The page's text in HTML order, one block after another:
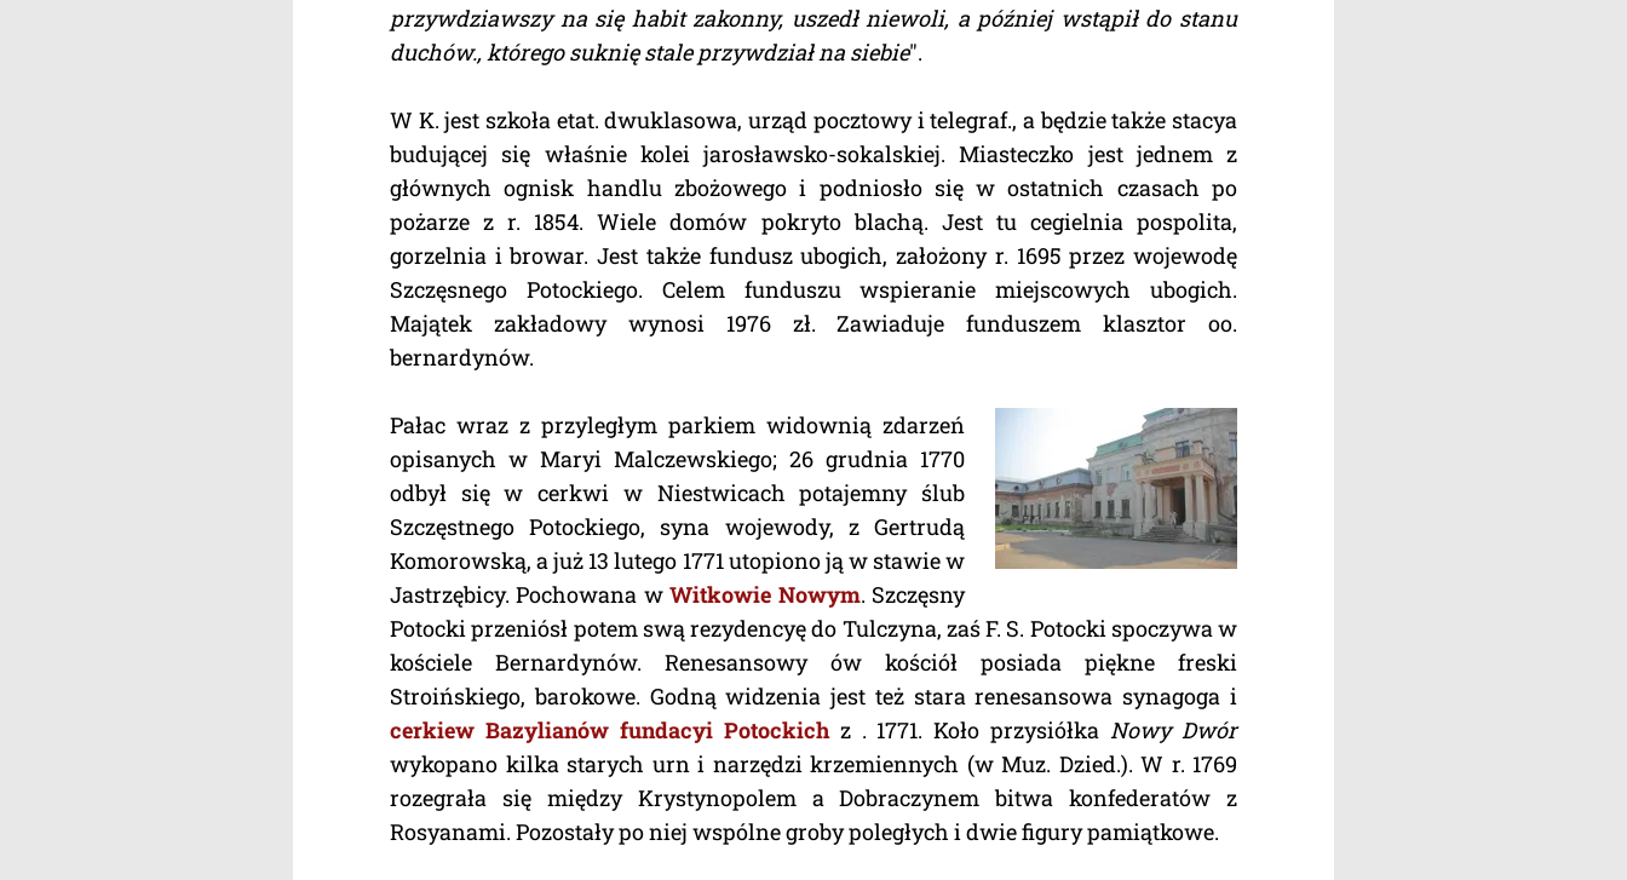
przywdziawszy na się habit zakonny, uszedł niewoli, a później wstąpił do stanu
duchów., którego suknię stale przywdział na siebie".
W K. jest szkoła etat. dwuklasowa, urząd pocztowy i telegraf., a będzie także stacya
budującej się właśnie kolei jarosławsko-sokalskiej. Miasteczko jest jednem z
głównych ognisk handlu zbożowego i podniosło się w ostatnich czasach po
pożarze z r. 1854. Wiele domów pokryto blachą. Jest tu cegielnia pospolita,
gorzelnia i browar. Jest także fundusz ubogich, założony r. 1695 przez wojewodę
Szczęsnego Potockiego. Celem funduszu wspieranie miejscowych ubogich.
Majątek zakładowy wynosi 1976 zł. Zawiaduje funduszem klasztor oo.
bernardynów.
Pałac wraz z przyległym parkiem widownią zdarzeń
opisanych w Maryi Malczewskiego; 26 grudnia 1770
odbył się w cerkwi w Niestwicach potajemny ślub
Szczęstnego Potockiego, syna wojewody, z Gertrudą
Komorowską, a już 13 lutego 1771 utopiono ją w stawie w
Jastrzębicy. Pochowana wWitkowie Nowym. Szczęsny
Potocki przeniósł potem swą rezydencyę do Tulczyna, zaś F. S. Potocki spoczywa w
kościele Bernardynów. Renesansowy ów kościół posiada piękne freski
Stroińskiego, barokowe. Godną widzenia jest też stara renesansowa synagoga i
cerkiew Bazylianów fundacyi Potockichz . 1771. Koło przysiółkaNowy Dwór
wykopano kilka starych urn i narzędzi krzemiennych (w Muz. Dzied.). W r. 1769
rozegrała się między Krystynopolem a Dobraczynem bitwa konfederatów z
Rosyanami. Pozostały po niej wspólne groby poległych i dwie figury pamiątkowe.